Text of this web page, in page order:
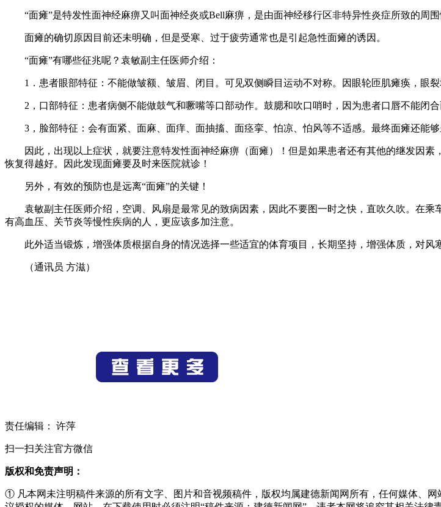
“面瘫”是特发性面神经麻痹又叫面神经炎或Bell麻痹，是由面神经移行区非特异性炎症所致的周围
面瘫的确切原因目前还未明确，但是受寒、过于疲劳通常也是引起急性面瘫的诱因。
“面瘫”有哪些征兆呢？袁敏副主任医师介绍：
1．患者眼部特征：不能做皱额、皱眉、闭目。可见双侧瞬目运动不对称。因眼轮匝肌瘫痪，眼
2，口部特征：患者病侧不能做鼓气和噘嘴等口部动作。鼓腮和吹口哨时，因为患者口唇不能闭
3，脸部特征：会有面紧、面麻、面痒、面抽搐、面痉挛、怕凉、怕风等不适感。最终面瘫还能
因此，出现以上症状，就要注意特发性面神经麻痹（面瘫）！但是如果患者还有其他的继发因
恢复得越好。因此发现面瘫要及时来医院就诊！
另外，有效的预防也是远离“面瘫”的关键！
袁敏副主任医师介绍，空调、风扇是最常见的致病因素，因此不要图一时之快，直吹久吹。在
有高血压、关节炎等慢性疾病的人，更应该多加注意。
此外适当锻炼，增强体质根据自身的情况选择一些适宜的体育项目，长期坚持，增强体质，对风
（通讯员 方滋）
责任编辑： 许萍
扫一扫关注官方微信
版权和免责声明：
① 凡本网未注明稿件来源的所有文字、图片和音视频稿件，版权均属建德新闻网所有，任何媒体、